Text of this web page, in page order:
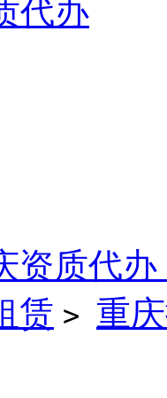
代办
资质代
赁 > 重